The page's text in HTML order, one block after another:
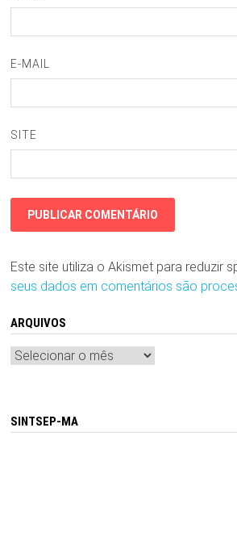
E-MAIL
SITE
Este site utiliza o Akismet para reduzir
seus dados em comentários são
ARQUIVOS
Arquivos
SINTSEP-MA